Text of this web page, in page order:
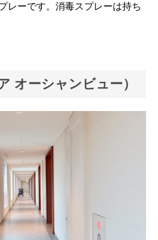
レーです。消毒スプレーは持ち
オーシャンビュー）